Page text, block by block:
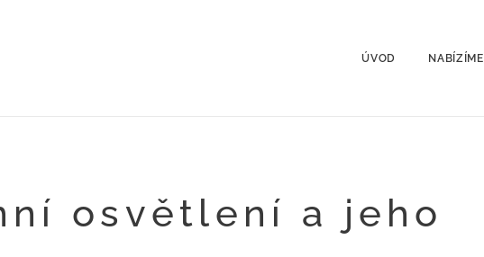
ÚVOD NABÍZÍME
osvětlení a jeho